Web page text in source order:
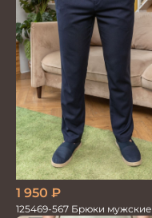
1 950 ₽
125469-567 Брюки мужские